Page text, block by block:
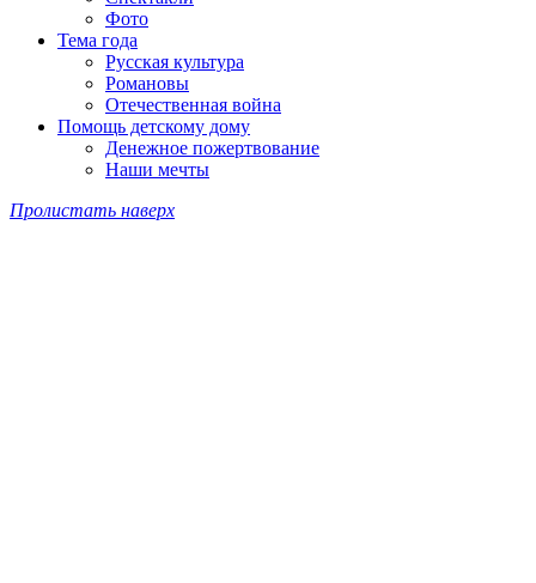
Фото
Тема года
Русская культура
Романовы
Отечественная война
Помощь детскому дому
Денежное пожертвование
Наши мечты
Пролистать наверх